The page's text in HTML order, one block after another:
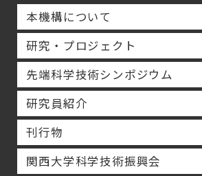
本機構について
研究・プロジェクト
先端科学技術シンポジウム
研究員紹介
刊行物
関西大学科学技術振興会